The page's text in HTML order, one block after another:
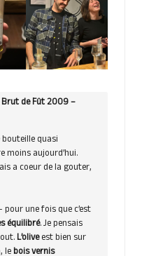
Brut de Fût 2009 –
quasi
moins aujourd’hui.
a coeur de la gouter,
une fois que c’est
équilibré. Je pensais
L’oliveest bien sur
lebois vernis